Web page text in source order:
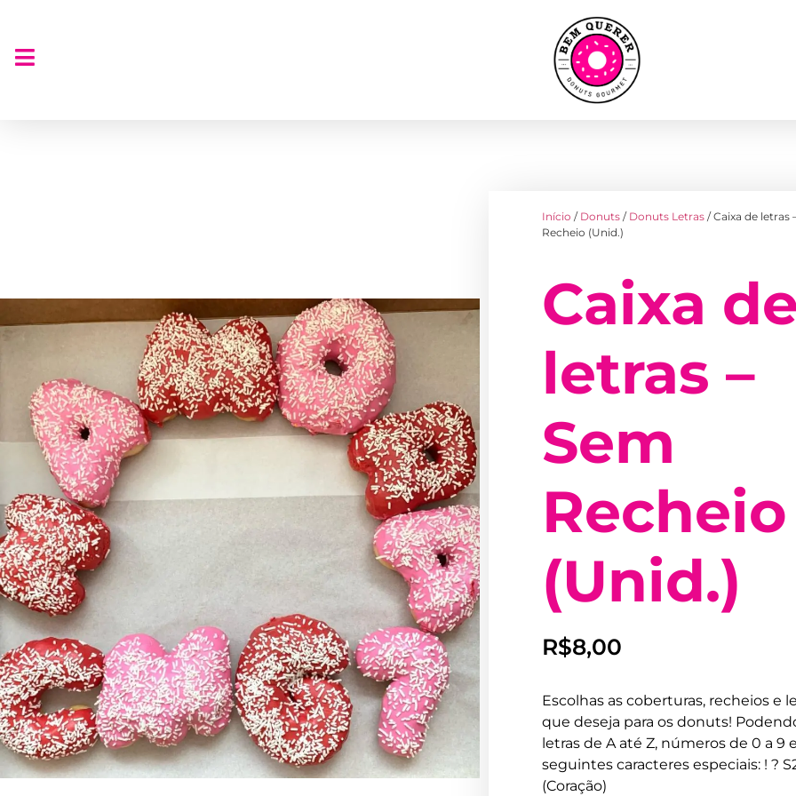
Início / Donuts / Donuts Letras / Caixa de letras
Recheio (Unid.)
Caixa de
letras –
Sem
Recheio
(Unid.)
R$8,00
Escolhas as coberturas, recheios e
que deseja para os donuts!
letras de A até Z, números de 0 a 9
seguintes caracteres especiais: ! ?
(Coração)